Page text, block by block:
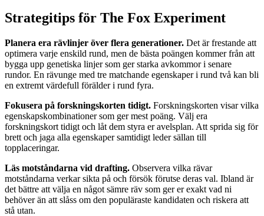
Strategitips för The Fox Experiment
Planera era rävlinjer över flera generationer. Det är frestande att
optimera varje enskild rund, men de bästa poängen kommer från att
bygga upp genetiska linjer som ger starka avkommor i senare
rundor. En rävunge med tre matchande egenskaper i rund två kan bli
en extremt värdefull förälder i rund fyra.
Fokusera på forskningskorten tidigt. Forskningskorten visar vilka
egenskapskombinationer som ger mest poäng. Välj era
forskningskort tidigt och låt dem styra er avelsplan. Att sprida sig för
brett och jaga alla egenskaper samtidigt leder sällan till
topplaceringar.
Läs motståndarna vid drafting. Observera vilka rävar
motståndarna verkar sikta på och försök förutse deras val. Ibland är
det bättre att välja en något sämre räv som ger er exakt vad ni
behöver än att slåss om den populäraste kandidaten och riskera att
stå utan.